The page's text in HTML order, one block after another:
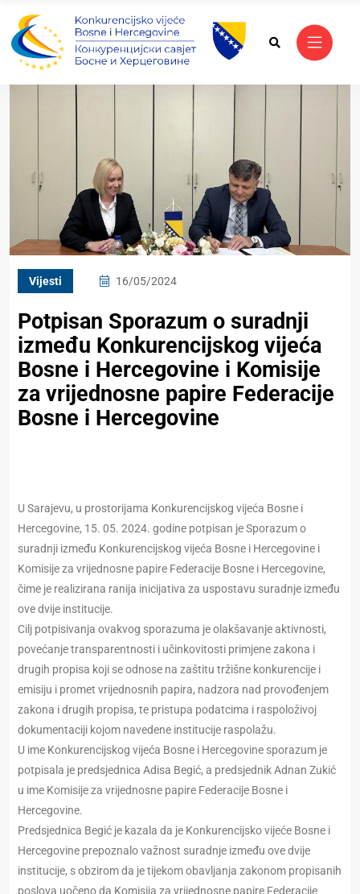
Vijesti 16/05/2024
Potpisan Sporazum o suradnji
između Konkurencijskog vijeća
Bosne i Hercegovine i Komisije
za vrijednosne papire Federacije
Bosne i Hercegovine
U Sarajevu, u prostorijama Konkurencijskog vijeća Bosne i
Hercegovine, 15. 05. 2024. godine potpisan je Sporazum o
suradnji između Konkurencijskog vijeća Bosne i Hercegovine i
Komisije za vrijednosne papire Federacije Bosne i Hercegovine,
čime je realizirana ranija inicijativa za uspostavu suradnje između
ove dvije institucije.
Cilj potpisivanja ovakvog sporazuma je olakšavanje aktivnosti,
povećanje transparentnosti i učinkovitosti primjene zakona i
drugih propisa koji se odnose na zaštitu tržišne konkurencije i
emisiju i promet vrijednosnih papira, nadzora nad provođenjem
zakona i drugih propisa, te pristupa podatcima i raspoloživoj
dokumentaciji kojom navedene institucije raspolažu.
U ime Konkurencijskog vijeća Bosne i Hercegovine sporazum je
potpisala je predsjednica Adisa Begić, a predsjednik Adnan Zukić
u ime Komisije za vrijednosne papire Federacije Bosne i
Hercegovine.
Predsjednica Begić je kazala da je Konkurencijsko vijeće Bosne i
Hercegovine prepoznalo važnost suradnje između ove dvije
institucije, s obzirom da je tijekom obavljanja zakonom propisanih
poslova uočeno da Komisija za vrijednosne papire Federacije